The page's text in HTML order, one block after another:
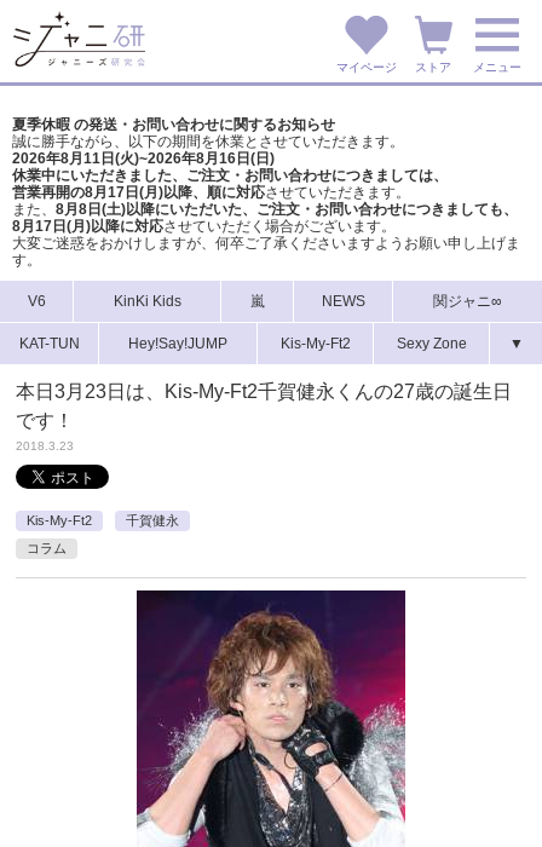
マイページ ストア メニュー
夏季休暇 の発送・お問い合わせに関するお知らせ
誠に勝手ながら、以下の期間を休業とさせていただきます。
2026年8月11日(火)~2026年8月16日(日)
休業中にいただきました、ご注文・お問い合わせにつきましては、
営業再開の8月17日(月)以降、順に対応させていただきます。
また、 8月8日(土)以降にいただいた、ご注文・ お問い合わせにつきましても、
8月17日(月)以降に対応させていただく場合がございます。
大変ご迷惑をおかけしますが、 何卒ご了承くださいますようお願い申し上げま
す。
V6 KinKi Kids 嵐 NEWS 関ジャニ∞
KAT-TUN Hey!Say!JUMP Kis-My-Ft2 Sexy Zone ▼
本日3月23日は、Kis-My-Ft2千賀健永くんの27歳の誕生日
です！
2018.3.23
Kis-My-Ft2
千賀健永
コラム